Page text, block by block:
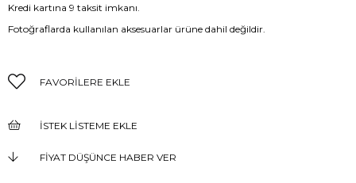
Kredi kartına 9 taksit imkanı.
Fotoğraflarda kullanılan aksesuarlar ürüne dahil değildir.
FAVORILERE EKLE
İSTEK LISTEME EKLE
FIYAT DÜŞÜNCE HABER VER